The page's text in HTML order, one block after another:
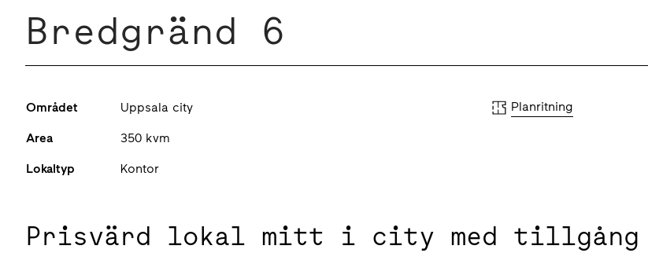
Bredgränd 6
Området Uppsala city
Area 350 kvm
Lokaltyp Kontor
Planritning
Prisvärd lokal mitt i city med tillgång